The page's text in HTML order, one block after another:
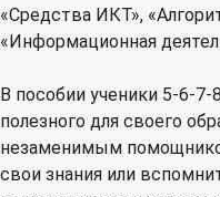
«Средства ИКТ»,
«Информационная
В пособии ученики 5-6-
полезного для своего
незаменимым
свои знания или